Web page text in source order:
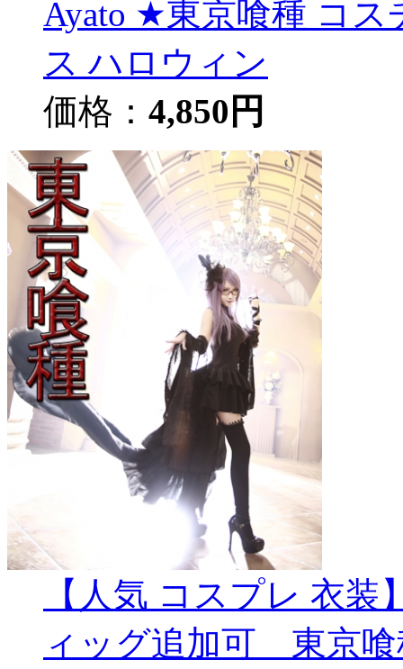
Ayato ★東京喰種 コス
ス ハロウィン
価格： 4,850円
【人気 コスプレ 衣
ィッグ追加可 東京喰